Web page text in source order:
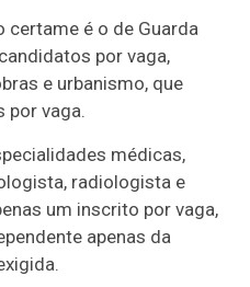
certame é o de Guarda
por vaga,
e urbanismo, que
por vaga.
médicas,
radiologista e
um inscrito por vaga,
apenas da